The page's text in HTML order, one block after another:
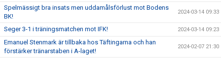
Spelmässigt bra insats men uddamålsförlust mot Bodens
BK!
2024-03-14 09:33
Seger 3-1 i träningsmatchen mot IFK! 2024-03-14 09:23
Emanuel Stenmark är tillbaka hos Täftingarna och han
förstärker tränarstaben i A-laget!
2024-02-07 21:30